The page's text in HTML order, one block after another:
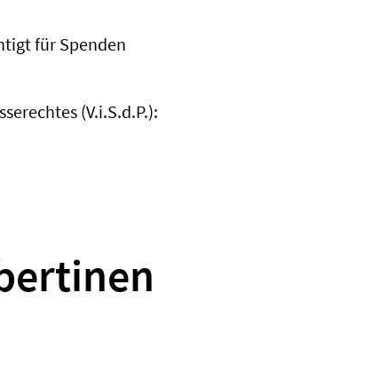
für Spenden
(V.i.S.d.P.):